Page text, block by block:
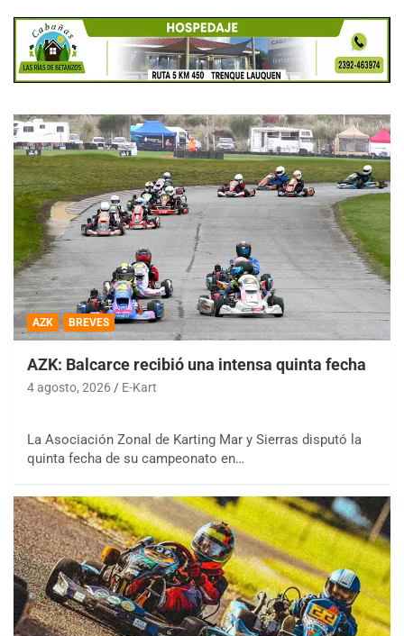
AZK BREVES
AZK: Balcarce recibió una intensa quinta fecha
4 agosto, 2026 E-Kart
La Asociación Zonal de Karting Mar y Sierras disputó la
quinta fecha de su campeonato en…